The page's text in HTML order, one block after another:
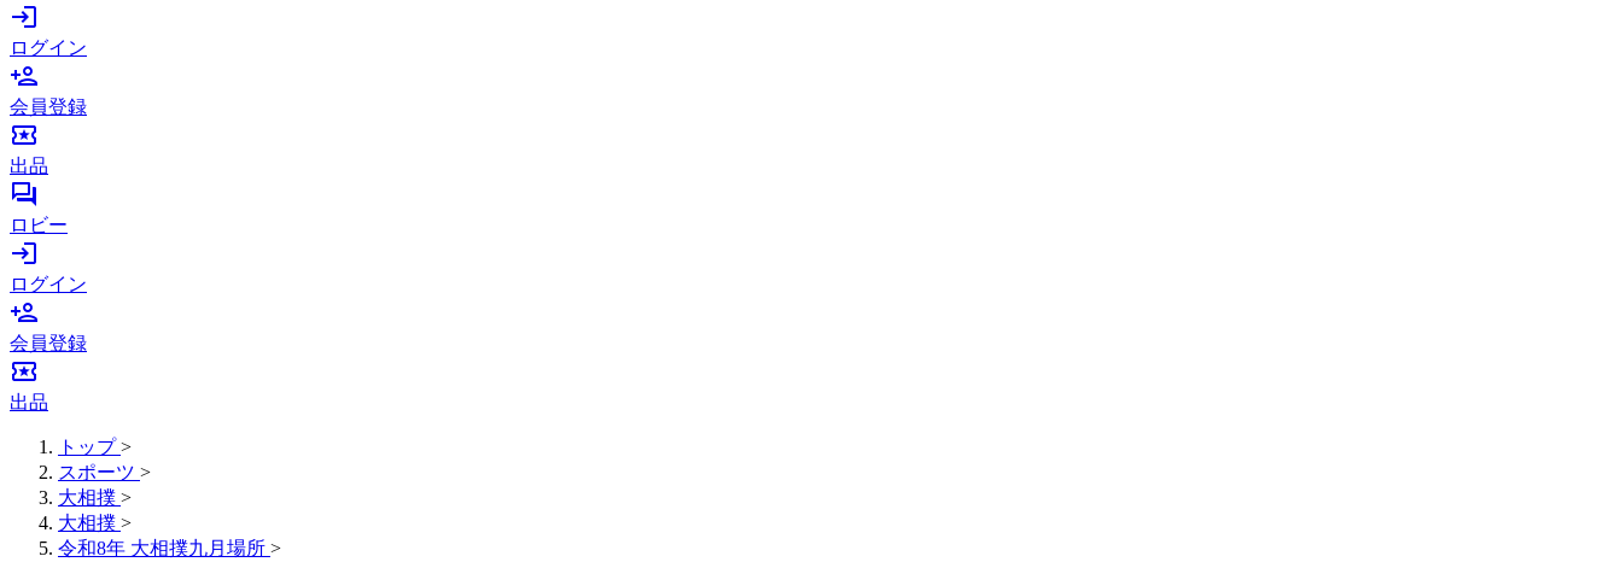
login
ログイン
person_add
会員登録
local_activity
出品
forum
ロビー
login
ログイン
person_add
会員登録
local_activity
出品
トップ >
スポーツ >
大相撲 >
大相撲 >
令和8年 大相撲九月場所 >